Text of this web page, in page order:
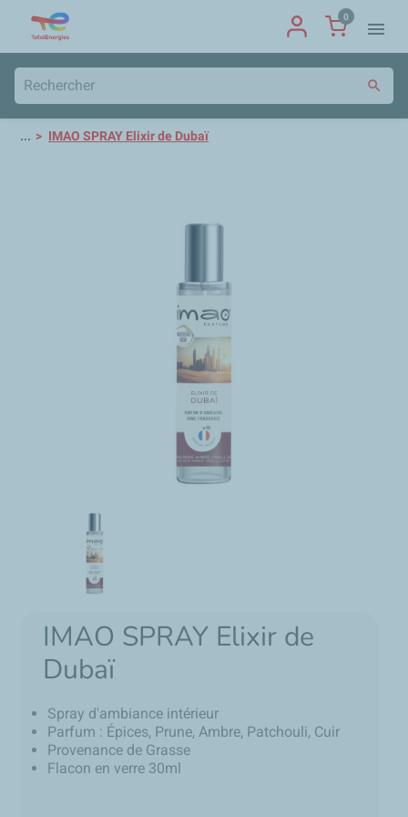
0
menu
search
... IMAO SPRAY Elixir de Dubaï
IMAO SPRAY Elixir de
Dubaï
Spray d'ambiance intérieur
Parfum : Épices, Prune, Ambre, Patchouli, Cuir
Provenance de Grasse
Flacon en verre 30ml